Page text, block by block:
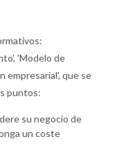
'Modelo de
empresarial', que se
puntos:
su negocio de
un coste